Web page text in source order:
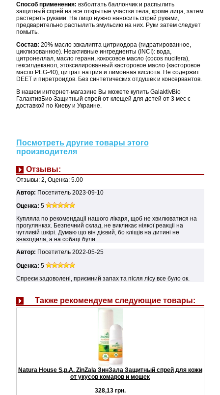
Способ применения: взболтать баллончик и распылить
защитный спрей на все открытые участки тела, кроме лица, затем
растереть руками. На лицо нужно наносить спрей руками,
предварительно распылить эмульсию на них. Руки затем следует
помыть.
Состав: 20% масло эвкалипта цитриодора (гидратированное,
циклизованное). Неактивные ингредиенты (INCI): вода,
цитронеллал, масло герани, кокосовое масло (cocos nucifera),
гексилдеканол, этоксилированный касторовое масло (касторовое
масло PEG-40), цитрат натрия и лимонная кислота. Не содержит
DEET и пиретроидов. Без синтетических отдушек и консервантов.
В нашем интернет-магазине Вы можете купить GalaktivBio
ГалактивБио Защитный спрей от клещей для детей от 3 мес с
доставкой по Киеву и Украине.
Посмотреть другие товары этого
производителя
Отзывы:
Отзывы: 2 , Оценка: 5.00
Автор: Посетитель 2023-09-10
Оценка: 5
Купляла по рекомендаціі нашого лікаря, щоб не хвилюватися на
прогулянках. Безпечний склад, не викликає ніякої реакціі на
чутливій шкірі. Думаю що він дієвий, бо кліщів на дитині не
знаходила, а на собаці були.
Автор: Посетитель 2022-05-25
Оценка: 5
Спреєм задоволені, приємний запах та після лісу все було ок.
Также рекомендуем следующие товары:
Natura House S.p.A. ZinZala ЗинЗала Защитный спрей для кожи
от укусов комаров и мошек
328,13 грн.